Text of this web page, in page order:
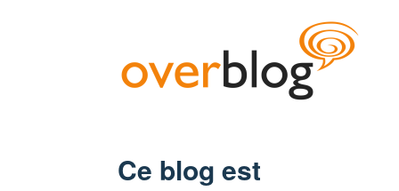
Ce blog est